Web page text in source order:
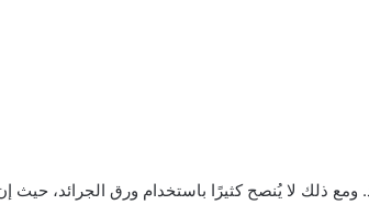
ذلك لا يُنصح كثيرًا باستخدام ورق الجرائد، حيث